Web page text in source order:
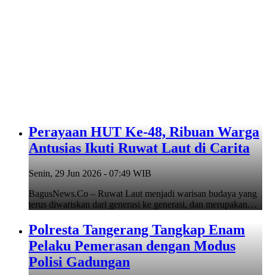
Perayaan HUT Ke-48, Ribuan Warga
Antusias Ikuti Ruwat Laut di Carita
Senin, 29 Jun 2026 - 07:49 WIB
BagusNews.Co – Ruwat Laut menjadi warisan budaya yang
terus diwariskan dari generasi ke generasi, dan merupakan…
Polresta Tangerang Tangkap Enam
Pelaku Pemerasan dengan Modus
Polisi Gadungan